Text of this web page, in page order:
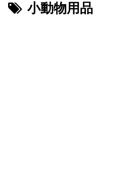
小動物用品